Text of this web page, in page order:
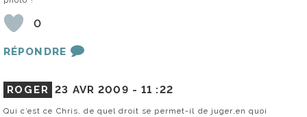
0
RÉPONDRE
ROGER 23 AVR 2009 -11 :22
Qui c’est ce Chris, de quel droit se permet-il de juger,en quoi